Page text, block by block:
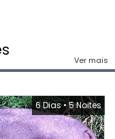
Ver mais
6 Dias•5 Noites